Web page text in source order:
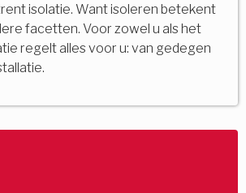
isolatie. Want isoleren betekent
facetten. Voor zowel u als het
regelt alles voor u: van gedegen